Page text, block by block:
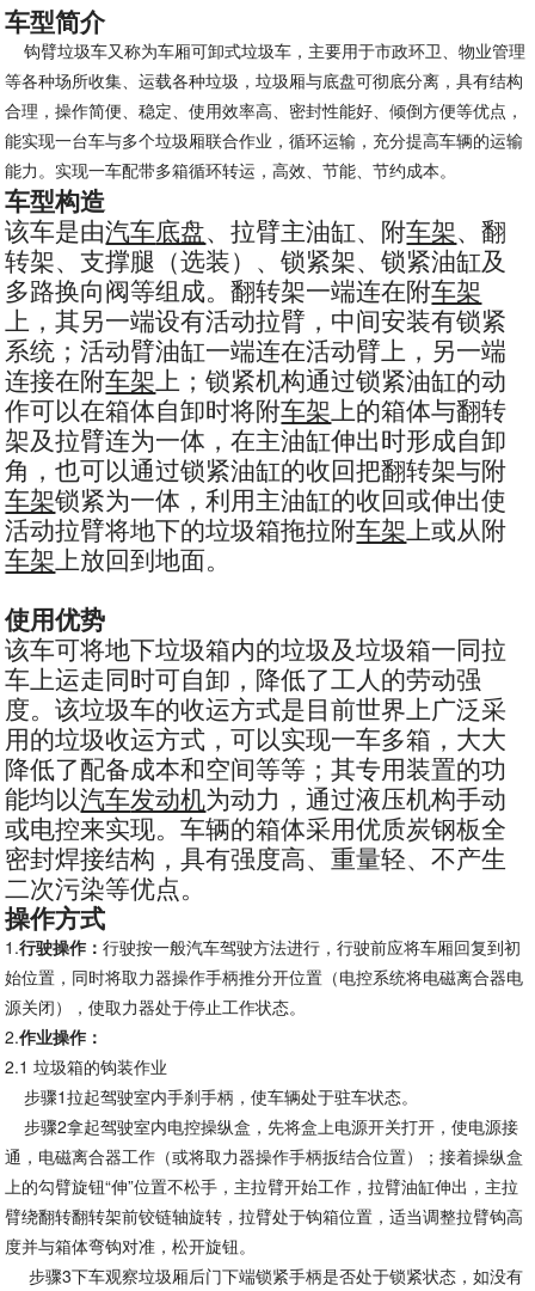
车型简介
钩臂垃圾车又称为车厢可卸式垃圾车，主要用于市政环卫、物业管理
等各种场所收集、运载各种垃圾，垃圾厢与底盘可彻底分离，具有结构
合理，操作简便、稳定、使用效率高、密封性能好、倾倒方便等优点，
能实现一台车与多个垃圾厢联合作业，循环运输，充分提高车辆的运输
能力。实现一车配带多箱循环转运，高效、节能、节约成本。
车型构造
该车是由汽车底盘、拉臂主油缸、附车架、翻
转架、支撑腿（选装）、锁紧架、锁紧油缸及
多路换向阀等组成。翻转架一端连在附车架
上，其另一端设有活动拉臂，中间安装有锁紧
系统；活动臂油缸一端连在活动臂上，另一端
连接在附车架 上；锁紧机构通过锁紧油缸的动
作可以在箱体自卸时将附车架 上的箱体与翻转
架及拉臂连为一体，在主油缸伸出时形成自卸
角，也可以通过锁紧油缸的收回把翻转架与附
车架锁紧为一体，利用主油缸的收回或伸出使
活动拉臂将地下的垃圾箱拖拉附车架 上或从附
车架 上放回到地面。
使用优势
该车可将地下垃圾箱内的垃圾及垃圾箱一同拉
车上运走同时可自卸，降低了工人的劳动强
度。该垃圾车的收运方式是目前世界上广泛采
用的垃圾收运方式，可以实现一车多箱，大大
降低了配备成本和空间等等；其专用装置的功
能均以汽车发动机为动力，通过液压机构手动
或电控来实现。车辆的箱体采用优质炭钢板全
密封焊接结构，具有强度高、重量轻、不产生
二次污染等优点。
操作方式
1.行驶操作：行驶按一般汽车驾驶方法进行，行驶前应将车厢回复到初
始位置，同时将取力器操作手柄推分开位置（电控系统将电磁离合器电
源关闭），使取力器处于停止工作状态。
2.作业操作：
2.1 垃圾箱的钩装作业
步骤1拉起驾驶室内手刹手柄，使车辆处于驻车状态。
步骤2拿起驾驶室内电控操纵盒，先将盒上电源开关打开，使电源接
通，电磁离合器工作（或将取力器操作手柄扳结合位置）；接着操纵盒
上的勾臂旋钮“伸”位置不松手，主拉臂开始工作，拉臂油缸伸出，主拉
臂绕翻转翻转架前铰链轴旋转，拉臂处于钩箱位置，适当调整拉臂钩高
度并与箱体弯钩对准，松开旋钮。
步骤3下车观察垃圾厢后门下端锁紧手柄是否处于锁紧状态，如没有